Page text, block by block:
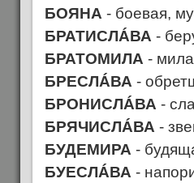
БОЯНА - боевая,
БРАТИСЛÁВА -
БРАТОМИЛА -
БРЕСЛÁВА -
БРОНИСЛÁВА -
БРЯЧИСЛÁВА -
БУДЕМИРА -
БУЕСЛÁВА -